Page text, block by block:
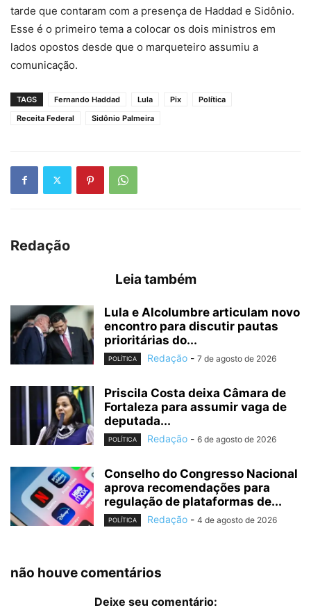
tarde que contaram com a presença de Haddad e Sidônio.
Esse é o primeiro tema a colocar os dois ministros em
lados opostos desde que o marqueteiro assumiu a
comunicação.
TAGS Fernando Haddad Lula Pix
Política
Receita Federal
Sidônio Palmeira
Redação
Leia também
Lula e Alcolumbre articulam novo
encontro para discutir pautas
prioritárias do...
POLÍTICA Redação - 7 de agosto de 2026
Priscila Costa deixa Câmara de
Fortaleza para assumir vaga de
deputada...
POLÍTICA Redação - 6 de agosto de 2026
Conselho do Congresso Nacional
aprova recomendações para
regulação de plataformas de...
POLÍTICA Redação - 4 de agosto de 2026
não houve comentários
Deixe seu comentário: